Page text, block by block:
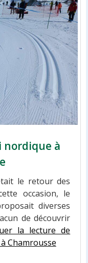
nordique à
le retour des
occasion, le
diverses
de découvrir
la lecture de
Chamrousse